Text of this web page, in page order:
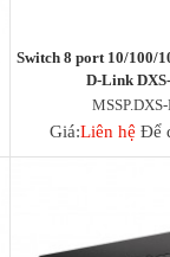
Switch 8 port 10/100/
D-Link
Giá:Liên hệ Để